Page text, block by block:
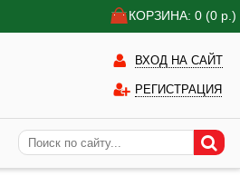
КОРЗИНА: 0 (0 р.)
ВХОД НА САЙТ
РЕГИСТРАЦИЯ